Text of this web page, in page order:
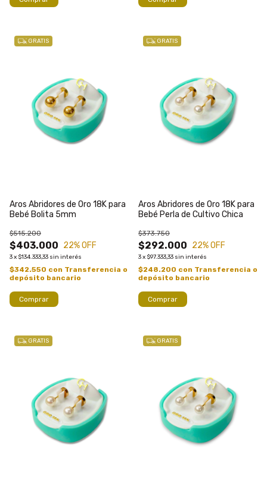
GRATIS
Aros Abridores de Oro 18K para
Bebé Bolita 5mm
$403.000
$515.200
22% OFF
3x $134.333,33 sin interés
$342.550 con Transferencia o
depósito bancario
GRATIS
Aros Abridores de Oro 18K para
Bebé Perla de Cultivo Chica
$292.000
$373.750
22% OFF
3x $97.333,33 sin interés
$248.200 con Transferencia o
depósito bancario
GRATIS GRATIS